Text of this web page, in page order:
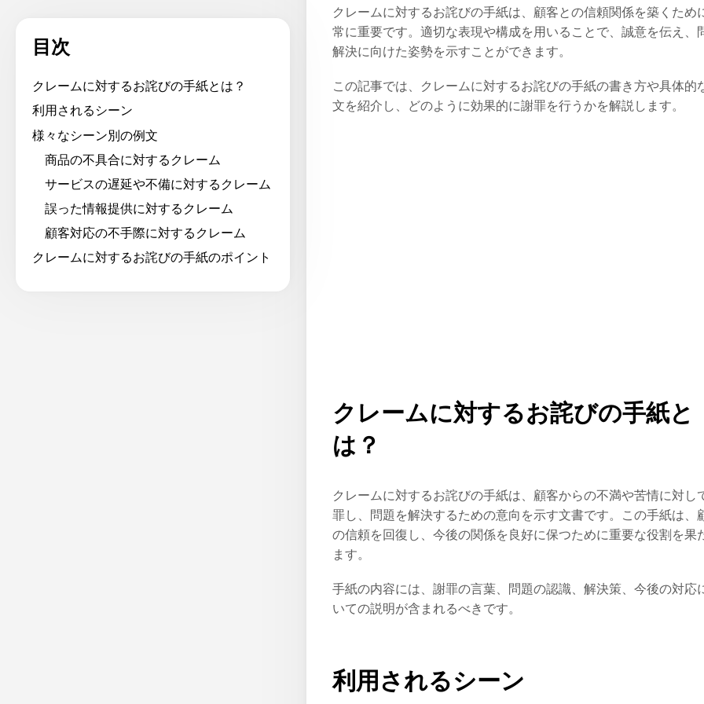
目次
クレームに対するお詫びの手紙とは？
利用されるシーン
様々なシーン別の例文
商品の不具合に対するクレーム
サービスの遅延や不備に対するクレーム
誤った情報提供に対するクレーム
顧客対応の不手際に対するクレーム
クレームに対するお詫びの手紙のポイント
クレームに対するお詫びの手紙は、顧客との信頼関係を築くため
常に重要です。適切な表現や構成を用いることで、誠意を伝え、
解決に向けた姿勢を示すことができます。
この記事では、クレームに対するお詫びの手紙の書き方や具体的
文を紹介し、どのように効果的に謝罪を行うかを解説します。
クレームに対するお詫びの手紙と
は？
クレームに対するお詫びの手紙は、顧客からの不満や苦情に対し
罪し、問題を解決するための意向を示す文書です。この手紙は、
の信頼を回復し、今後の関係を良好に保つために重要な役割を果
ます。
手紙の内容には、謝罪の言葉、問題の認識、解決策、今後の対応
いての説明が含まれるべきです。
利用されるシーン